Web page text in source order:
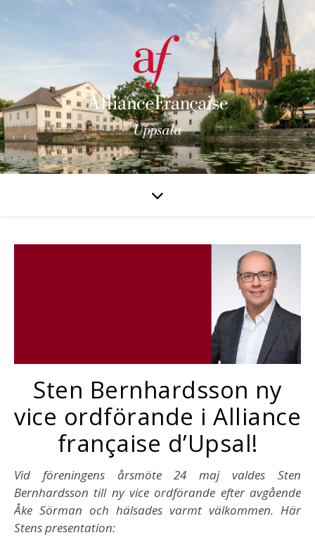
Sten Bernhardsson ny
vice ordförande i Alliance
française d’Upsal!
Vid föreningens årsmöte 24 maj valdes Sten
Bernhardsson till ny vice ordförande efter avgående
Åke Sörman och hälsades varmt välkommen. Här
Stens presentation: